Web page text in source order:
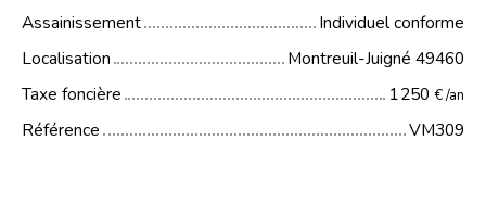
Assainissement
Individuel conforme
Localisation
Montreuil-Juigné 49460
Taxe foncière
1 250 € /an
Référence VM309